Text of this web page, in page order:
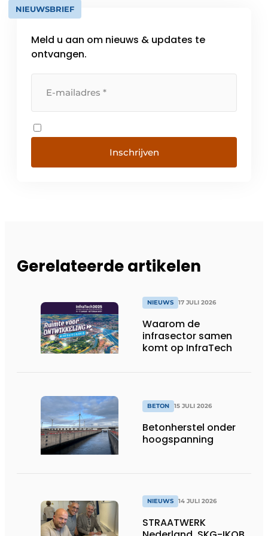
NIEUWSBRIEF
Meld u aan om nieuws & updates te
ontvangen.
Inschrijven
Gerelateerde artikelen
NIEUWS 17 JULI 2026
Waarom de
infrasector samen
komt op InfraTech
BETON 15 JULI 2026
Betonherstel onder
hoogspanning
NIEUWS 14 JULI 2026
STRAATWERK